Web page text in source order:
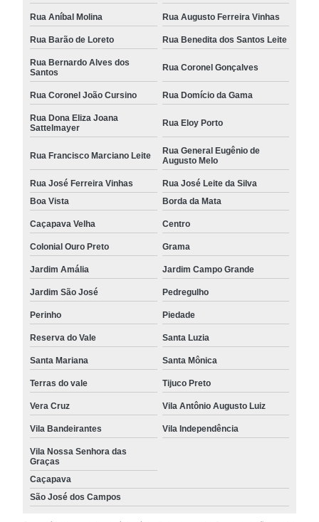
Rua Aníbal Molina Rua Augusto Ferreira Vinhas
Rua Barão de Loreto Rua Benedita dos Santos Leite
Rua Bernardo Alves dos
Santos
Rua Coronel Gonçalves
Rua Coronel João Cursino Rua Domício da Gama
Rua Dona Eliza Joana
Sattelmayer
Rua Eloy Porto
Rua Francisco Marciano Leite
Rua General Eugênio de
Augusto Melo
Rua José Ferreira Vinhas
Rua José Leite da Silva
Boa Vista
Borda da Mata
Caçapava Velha Centro
Colonial Ouro Preto Grama
Jardim Amália Jardim Campo Grande
Jardim São José Pedregulho
Perinho Piedade
Reserva do Vale Santa Luzia
Santa Mariana Santa Mônica
Terras do vale Tijuco Preto
Vera Cruz Vila Antônio Augusto Luiz
Vila Bandeirantes Vila Independência
Vila Nossa Senhora das
Graças
Caçapava
São José dos Campos